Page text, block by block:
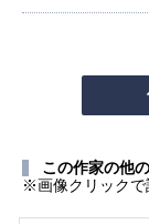
この作家の他
※画像クリックで